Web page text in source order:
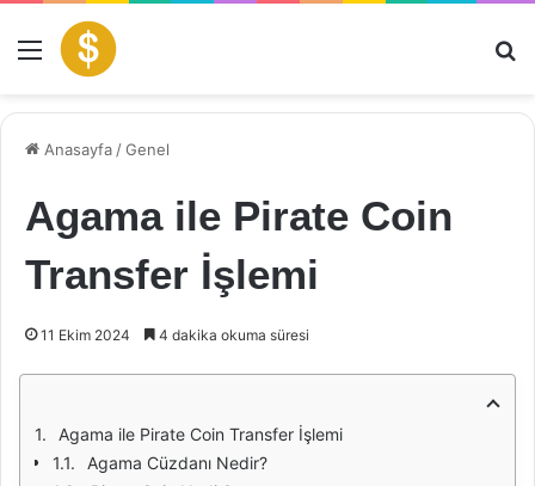
Menü
Anasayfa /Genel
Agama ile Pirate Coin
Transfer İşlemi
11 Ekim 2024 4 dakika okuma süresi
Agama ile Pirate Coin Transfer İşlemi
Agama Cüzdanı Nedir?